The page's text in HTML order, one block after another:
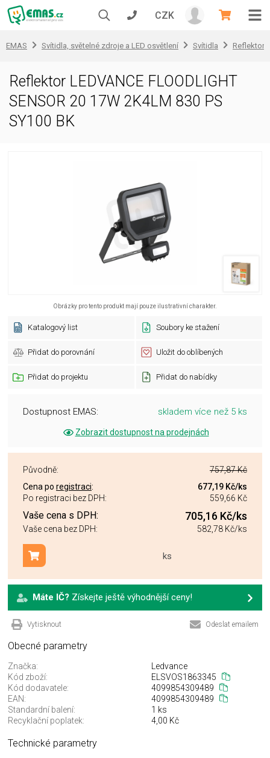
CZK
EMAS Svítidla, světelné zdroje a LED osvětlení Svítidla
Reflektor LEDVANCE FLOODLIGHT
SENSOR 20 17W 2K4LM 830 PS
SY100 BK
Obrázky pro tento produkt mají pouze ilustrativní charakter.
Katalogový list Soubory ke stažení
Přidat do porovnání Uložit do oblíbených
Přidat do projektu Přidat do nabídky
Dostupnost EMAS: skladem více než 5 ks
Zobrazit dostupnost na prodejnách
Původně:
757,87 Kč
Cena po registraci: 677,19 Kč/ks
Po registraci bez DPH:
559,66 Kč
Vaše cena s DPH: 705,16 Kč/ks
Vaše cena bez DPH: 582,78 Kč/ks
ks
Přidat do košíku
Máte IČ? Získejte ještě výhodnější ceny!
Vytisknout Odeslat emailem
Obecné parametry
Značka:
Ledvance
Kód zboží:
ELSVOS1863345
Kód dodavatele:
4099854309489
EAN:
4099854309489
Standardní balení:
1 ks
Recyklační poplatek:
4,00 Kč
Technické parametry